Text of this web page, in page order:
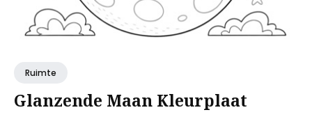
Ruimte
Glanzende Maan Kleurplaat